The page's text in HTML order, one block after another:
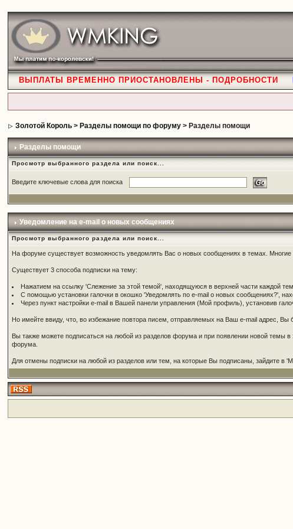
ВЫПЛАТЫ ВРЕМЕННО ПРИОСТАНОВЛЕНЫ - ПОДРОБНОСТИ
Золотой Король > Разделы помощи по форуму > Разделы помощи
Разделы помощи
Просмотр выбранного раздела или поиск...
Введите ключевые слова для поиска
Уведомление на e-mail о новых сообщениях
Просмотр выбранного раздела или поиск...
На форуме существует возможность уведомлять Вас о новых сообщениях в темах.
Существует 3 способа подписки на тему:
Нажатием на ссылку 'Слежение за этой темой', находящуюся в верхней части каждой
С помощью установки галочки в окошко 'Уведомлять по e-mail о новых сообщениях?',
Через пункт настройки e-mail в Вашей панели управления (Мой профиль), установив
Но имейте ввиду, что, во избежание повтора писем, отправляемых на Ваш e-mail адрес, Вы
Вы также можете подписаться на любой из разделов форума и при появлении новой темы
форума.
Для отмены подписки на любой из разделов или тем, на которые Вы подписаны, зайдите в